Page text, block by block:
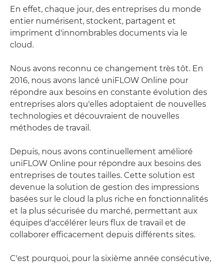
En effet, chaque jour, des entreprises du monde
entier numérisent, stockent, partagent et
impriment d'innombrables documents via le
cloud.
Nous avons reconnu ce changement très tôt. En
2016, nous avons lancé uniFLOW Online pour
répondre aux besoins en constante évolution des
entreprises alors qu'elles adoptaient de nouvelles
technologies et découvraient de nouvelles
méthodes de travail.
Depuis, nous avons continuellement amélioré
uniFLOW Online pour répondre aux besoins des
entreprises de toutes tailles. Cette solution est
devenue la solution de gestion des impressions
basées sur le cloud la plus riche en fonctionnalités
et la plus sécurisée du marché, permettant aux
équipes d'accélérer leurs flux de travail et de
collaborer efficacement depuis différents sites.
C'est pourquoi, pour la sixième année consécutive,